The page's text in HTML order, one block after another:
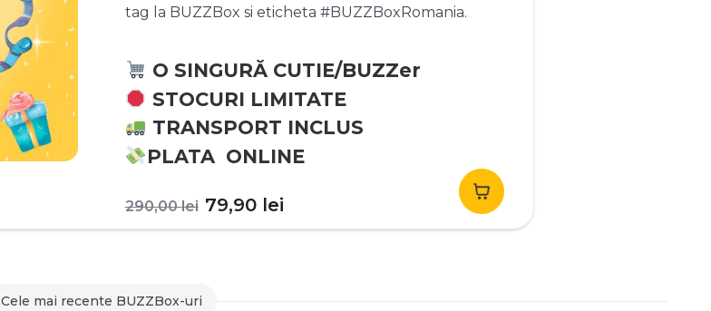
tag la BUZZBox si eticheta #BUZZBoxRomania.
O SINGURĂ CUTIE/BUZZer
STOCURI LIMITATE
TRANSPORT INCLUS
PLATA ONLINE
290,00lei Prețul
inițial
79,90 leiPrețul
curent
Cele mai recente BUZZBox-uri